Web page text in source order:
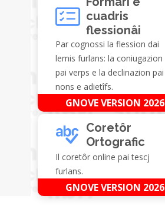
cuadris
flessionâi
Par cognossi la flession dai
lemis furlans: la coniugazion
pai verps e la declinazion pai
nons e adietîfs.
GNOVE VERSION 2026
Coretôr
Ortografic
Il coretôr online pai tescj
furlans.
GNOVE VERSION 2026